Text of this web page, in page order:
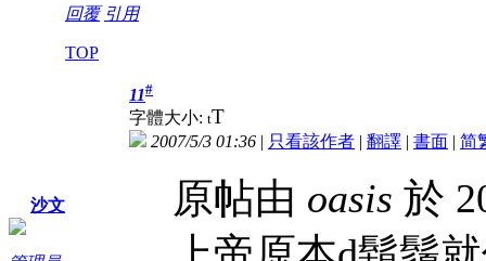
回覆 引用
TOP
沙文
11#
字體大小: tT
2007/5/3 01:36 | 只看該作者 | 翻譯 | 書面 | 简
原帖由 oasis 於